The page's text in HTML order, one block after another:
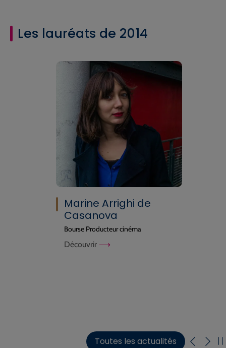
Les lauréats de 2014
Marine Arrighi de
Casanova
Bourse Producteur cinéma
Découvrir
Toutes les actualités